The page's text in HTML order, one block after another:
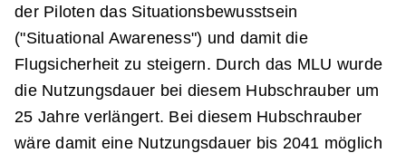
der Piloten das Situationsbewusstsein
("Situational Awareness") und damit die
Flugsicherheit zu steigern. Durch das MLU wurde
die Nutzungsdauer bei diesem Hubschrauber um
25 Jahre verlängert. Bei diesem Hubschrauber
wäre damit eine Nutzungsdauer bis 2041 möglich